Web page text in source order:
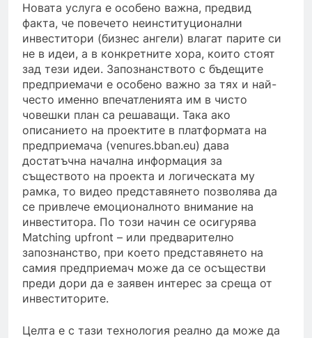
Новата услуга е особено важна, предвид
факта, че повечето неинституционални
инвеститори (бизнес ангели) влагат парите си
не в идеи, а в конкретните хора, които стоят
зад тези идеи. Запознанството с бъдещите
предприемачи е особено важно за тях и най-
често именно впечатленията им в чисто
човешки план са решаващи. Така ако
описанието на проектите в платформата на
предприемача (venures.bban.eu) дава
достатъчна начална информация за
съществото на проекта и логическата му
рамка, то видео представянето позволява да
се привлече емоционалното внимание на
инвеститора. По този начин се осигурява
Matching upfront – или предварително
запознанство, при което представянето на
самия предприемач може да се осъществи
преди дори да е заявен интерес за среща от
инвеститорите.
Целта е с тази технология реално да може да